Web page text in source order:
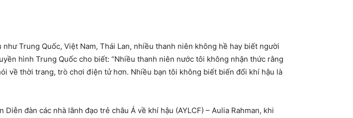
như Trung Quốc, Việt Nam, Thái Lan, nhiều thanh niên không hề hay biết người
hình Trung Quốc cho biết: “Nhiều thanh niên nước tôi không nhận thức rằng
về thời trang, trò chơi điện tử hơn. Nhiều bạn tôi không biết biến đổi khí hậu là
đàn các nhà lãnh đạo trẻ châu Á về khí hậu (AYLCF) – Aulia Rahman, khi